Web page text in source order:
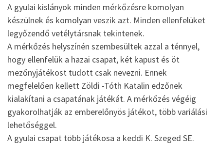
A gyulai kislányok minden mérkőzésre komolyan
készülnek és komolyan veszik azt. Minden ellenfelüket
legyőzendő vetélytársnak tekintenek.
A mérkőzés helyszínén szembesültek azzal a ténnyel,
hogy ellenfelük a hazai csapat, két kapust és öt
mezőnyjátékost tudott csak nevezni. Ennek
megfelelően kellett Zöldi -Tóth Katalin edzőnek
kialakítani a csapatának játékát. A mérkőzés végéig
gyakorolhatják az emberelőnyös játékot, több variálási
lehetőséggel.
A gyulai csapat több játékosa a keddi K. Szeged SE.